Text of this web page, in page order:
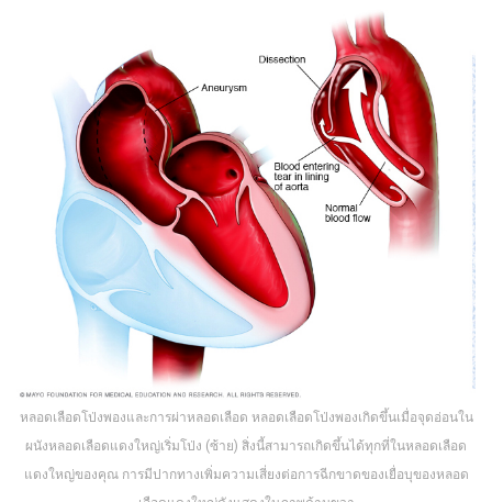
หลอดเลือดโป่งพองและการผ่าหลอดเลือด หลอดเลือดโป่งพองเกิดขึ้นเมื่อจุดอ่อนใน
ผนังหลอดเลือดแดงใหญ่เริ่มโป่ง (ซ้าย) สิ่งนี้สามารถเกิดขึ้นได้ทุกที่ในหลอดเลือด
แดงใหญ่ของคุณ การมีปากทางเพิ่มความเสี่ยงต่อการฉีกขาดของเยื่อบุของหลอด